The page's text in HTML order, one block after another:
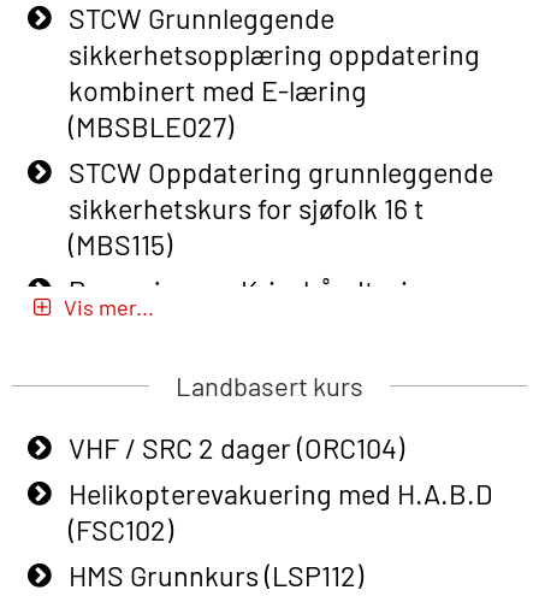
Basic Safety Training – Refresher
Course (English) (OBS1063)
Basic Safety Training (English) – with
E-learning (OBSBLE050)
Helikopterevakuering inkl pustelunge
med adaptive e-læring (OSEBLE018)
Helicopter Underwater Escape incl.
Airpocket with E-learning (English)
Additional Basic Safety Training for
Grunnleggende Sikkerhetskurs –
Rep. for helikoptermannskap inkl.
HABD (FSC122)
Påbygging fra Offshore Norge til
STCW Grunnleggende
sikkerhetsopplæring oppdatering
kombinert med E-læring
(MBSBLE027)
STCW Oppdatering grunnleggende
sikkerhetskurs for sjøfolk 16 t
(MBS115)
Passasjer- og Krisehåndtering
(MBSBLE020)
Passasjer- og Krisehåndtering
STCW Grunnleggende
sikkerhetsopplæring for fiskere
(MBSBLE031)
STCW Grunnleggende
Vis mer...
Landbasert kurs
VHF / SRC 2 dager (ORC104)
Helikopterevakuering med H.A.B.D
(FSC102)
HMS Grunnkurs (LSP112)